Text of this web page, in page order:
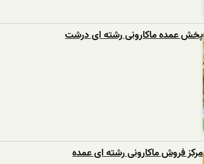
پخش عمده ماکارونی رشته ای درشت
مرکز فروش ماکارونی رشته ای عمده